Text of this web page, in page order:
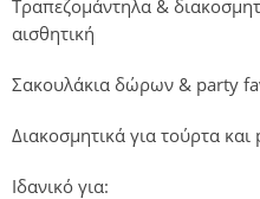
Τραπεζομάντηλα &
αισθητική
Σακουλάκια δώρων & party
Διακοσμητικά για τούρτα
Ιδανικό για: